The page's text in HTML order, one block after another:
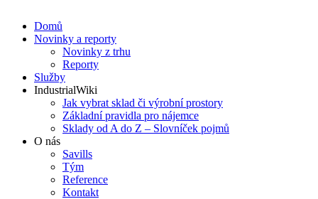
Domů
Novinky a reporty
Novinky z trhu
Reporty
Služby
IndustrialWiki
Jak vybrat sklad či výrobní prostory
Základní pravidla pro nájemce
Sklady od A do Z – Slovníček pojmů
O nás
Savills
Tým
Reference
Kontakt​